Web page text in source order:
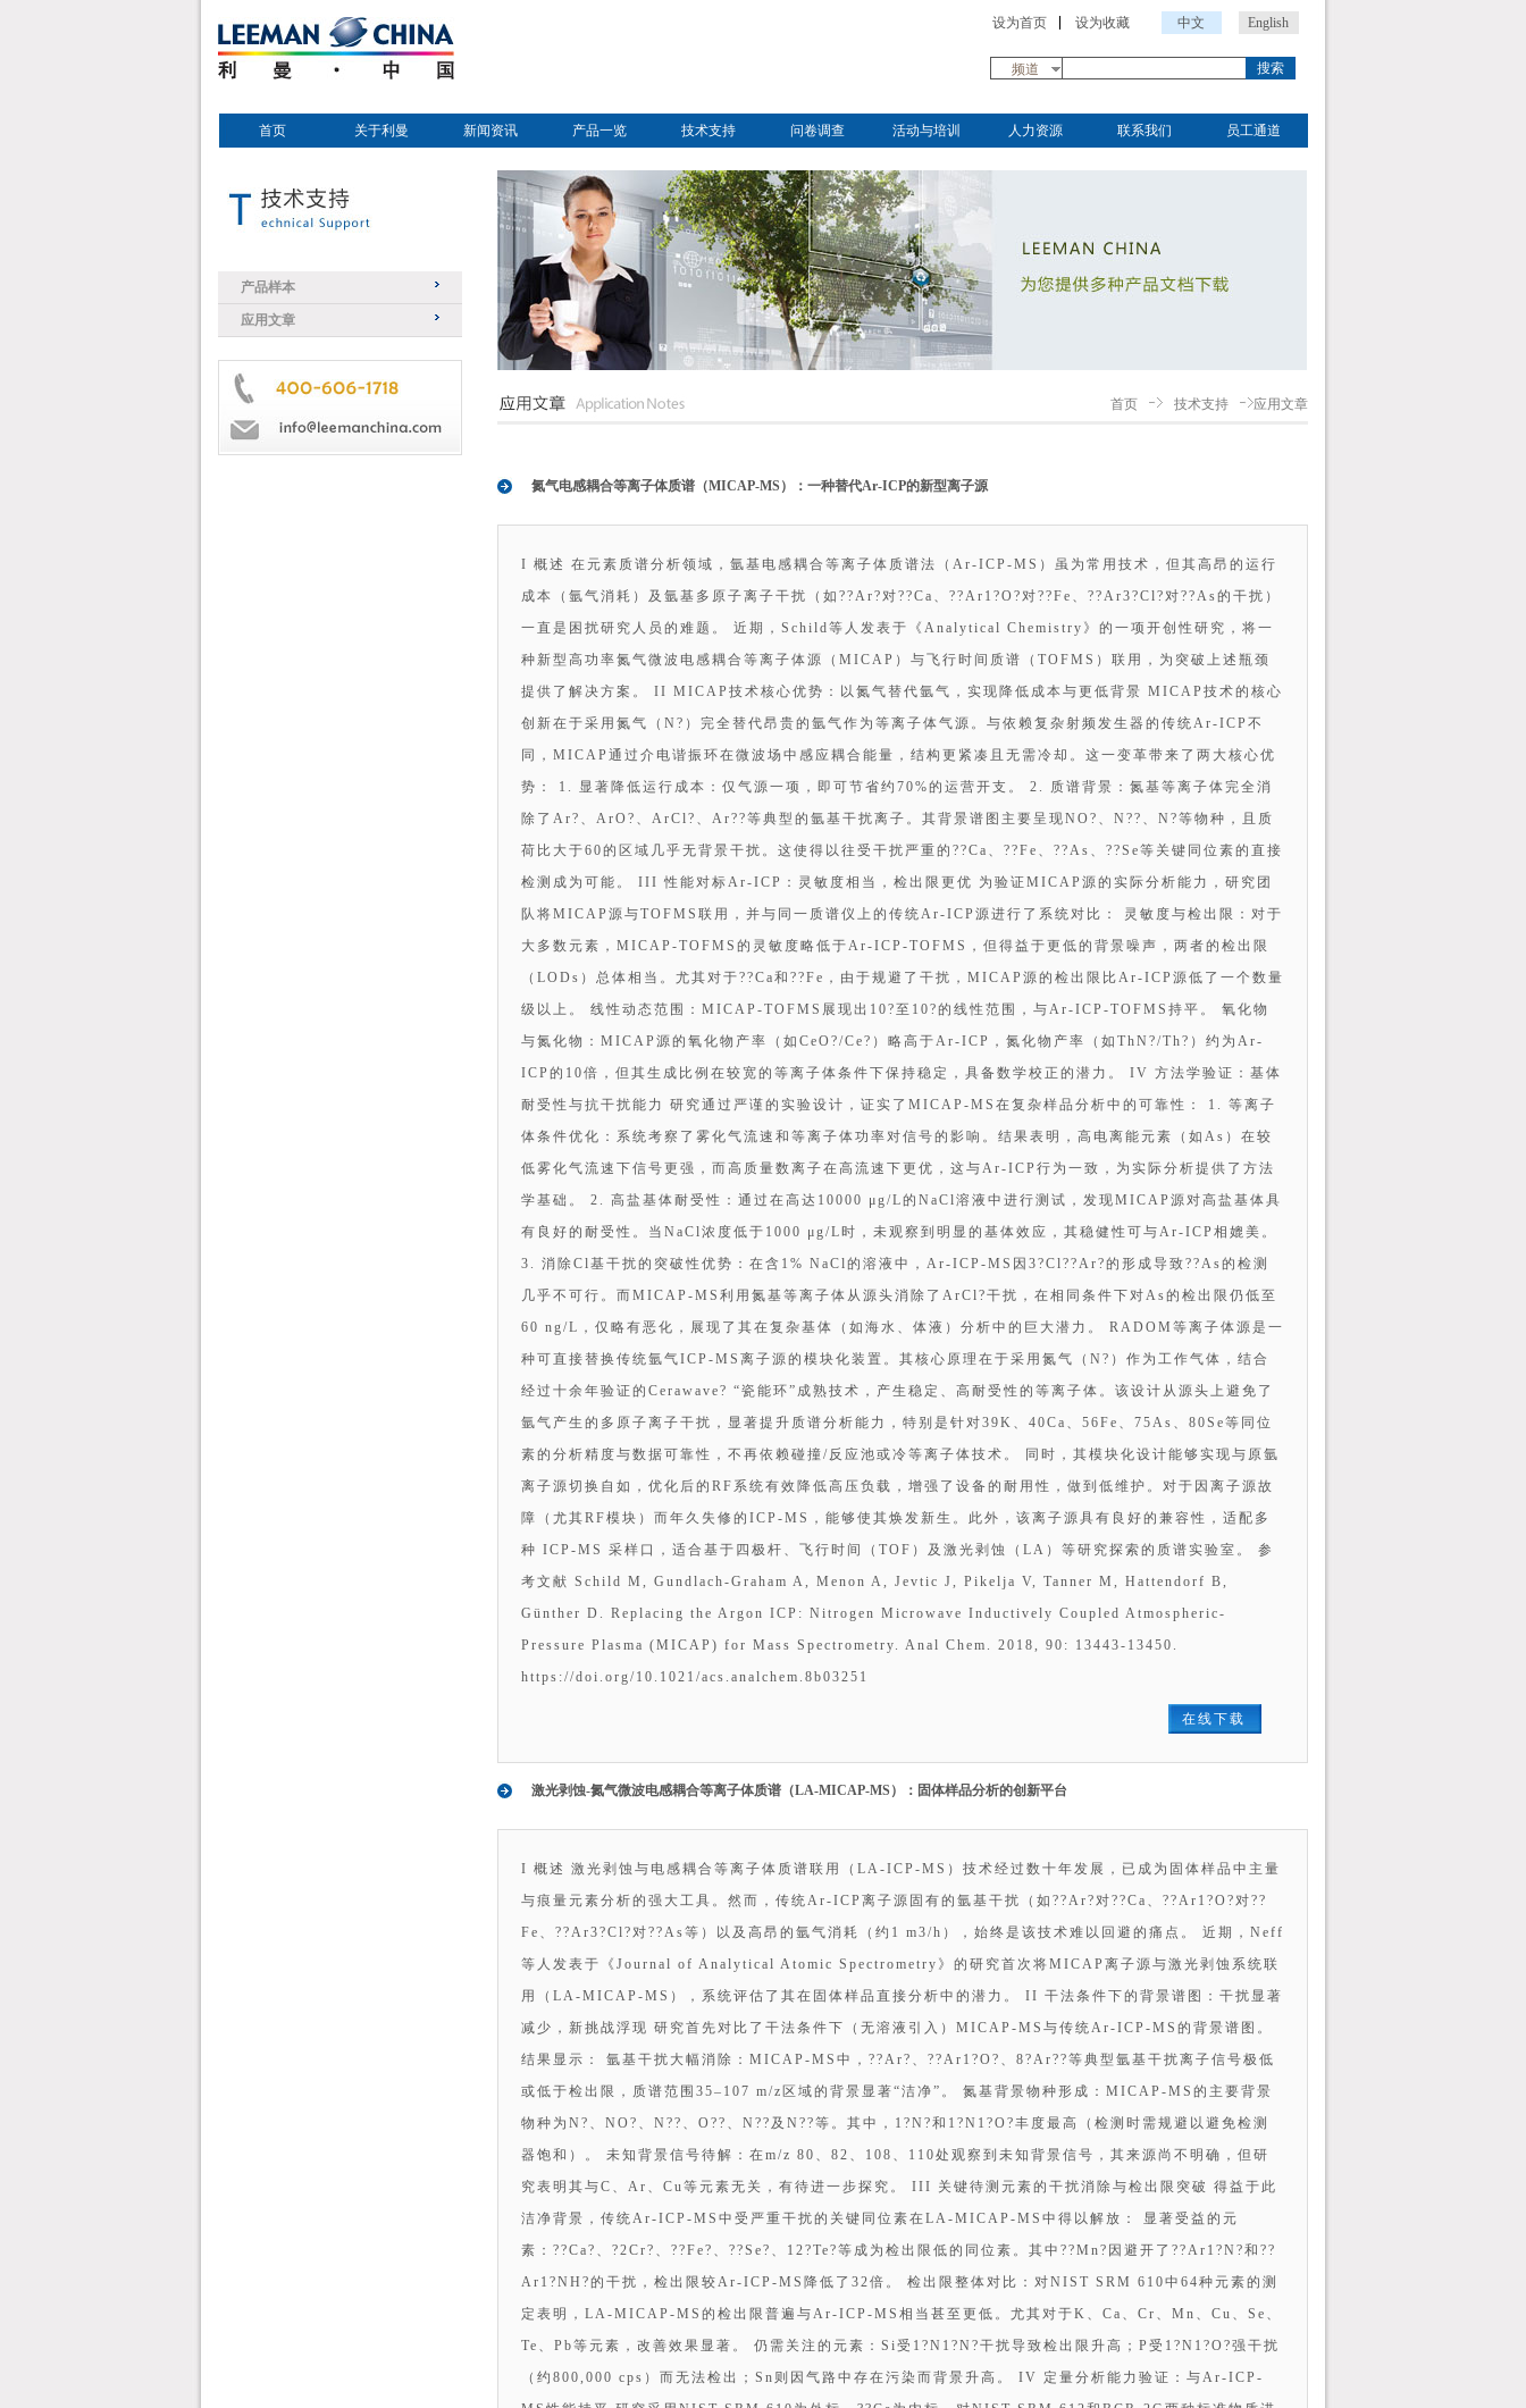
设为首页 设为收藏 中文 English
频道 搜索
首页 关于利曼 新闻资讯 产品一览 技术支持 问卷调查 活动与培训 人力资源 联系我们 员工通道
产品样本
应用文章
首页 技术支持 应用文章
氮气电感耦合等离子体质谱（MICAP-MS）：一种替代Ar-ICP的新型离子源
I 概述 在元素质谱分析领域，氩基电感耦合等离子体质谱法（Ar-ICP-MS）虽为常用技术，但其高昂的运行
成本（氩气消耗）及氩基多原子离子干扰（如??Ar?对??Ca、??Ar1?O?对??Fe、??Ar3?Cl?对??As的干扰）
一直是困扰研究人员的难题。 近期，Schild等人发表于《Analytical Chemistry》的一项开创性研究，将一
种新型高功率氮气微波电感耦合等离子体源（MICAP）与飞行时间质谱（TOFMS）联用，为突破上述瓶颈
提供了解决方案。 II MICAP技术核心优势：以氮气替代氩气，实现降低成本与更低背景 MICAP技术的核心
创新在于采用氮气（N?）完全替代昂贵的氩气作为等离子体气源。与依赖复杂射频发生器的传统Ar-ICP不
同，MICAP通过介电谐振环在微波场中感应耦合能量，结构更紧凑且无需冷却。这一变革带来了两大核心优
势： 1. 显著降低运行成本：仅气源一项，即可节省约70%的运营开支。 2. 质谱背景：氮基等离子体完全消
除了Ar?、ArO?、ArCl?、Ar??等典型的氩基干扰离子。其背景谱图主要呈现NO?、N??、N?等物种，且质
荷比大于60的区域几乎无背景干扰。这使得以往受干扰严重的??Ca、??Fe、??As、??Se等关键同位素的直接
检测成为可能。 III 性能对标Ar-ICP：灵敏度相当，检出限更优 为验证MICAP源的实际分析能力，研究团
队将MICAP源与TOFMS联用，并与同一质谱仪上的传统Ar-ICP源进行了系统对比： 灵敏度与检出限：对于
大多数元素，MICAP-TOFMS的灵敏度略低于Ar-ICP-TOFMS，但得益于更低的背景噪声，两者的检出限
（LODs）总体相当。尤其对于??Ca和??Fe，由于规避了干扰，MICAP源的检出限比Ar-ICP源低了一个数量
级以上。 线性动态范围：MICAP-TOFMS展现出10?至10?的线性范围，与Ar-ICP-TOFMS持平。 氧化物
与氮化物：MICAP源的氧化物产率（如CeO?/Ce?）略高于Ar-ICP，氮化物产率（如ThN?/Th?）约为Ar-
ICP的10倍，但其生成比例在较宽的等离子体条件下保持稳定，具备数学校正的潜力。 IV 方法学验证：基体
耐受性与抗干扰能力 研究通过严谨的实验设计，证实了MICAP-MS在复杂样品分析中的可靠性： 1. 等离子
体条件优化：系统考察了雾化气流速和等离子体功率对信号的影响。结果表明，高电离能元素（如As）在较
低雾化气流速下信号更强，而高质量数离子在高流速下更优，这与Ar-ICP行为一致，为实际分析提供了方法
学基础。 2. 高盐基体耐受性：通过在高达10000 μg/L的NaCl溶液中进行测试，发现MICAP源对高盐基体具
有良好的耐受性。当NaCl浓度低于1000 μg/L时，未观察到明显的基体效应，其稳健性可与Ar-ICP相媲美。
3. 消除Cl基干扰的突破性优势：在含1% NaCl的溶液中，Ar-ICP-MS因3?Cl??Ar?的形成导致??As的检测
几乎不可行。而MICAP-MS利用氮基等离子体从源头消除了ArCl?干扰，在相同条件下对As的检出限仍低至
60 ng/L，仅略有恶化，展现了其在复杂基体（如海水、体液）分析中的巨大潜力。 RADOM等离子体源是一
种可直接替换传统氩气ICP-MS离子源的模块化装置。其核心原理在于采用氮气（N?）作为工作气体，结合
经过十余年验证的Cerawave? “瓷能环”成熟技术，产生稳定、高耐受性的等离子体。该设计从源头上避免了
氩气产生的多原子离子干扰，显著提升质谱分析能力，特别是针对39K、40Ca、56Fe、75As、80Se等同位
素的分析精度与数据可靠性，不再依赖碰撞/反应池或冷等离子体技术。 同时，其模块化设计能够实现与原氩
离子源切换自如，优化后的RF系统有效降低高压负载，增强了设备的耐用性，做到低维护。对于因离子源故
障（尤其RF模块）而年久失修的ICP-MS，能够使其焕发新生。此外，该离子源具有良好的兼容性，适配多
种 ICP-MS 采样口，适合基于四极杆、飞行时间（TOF）及激光剥蚀（LA）等研究探索的质谱实验室。 参
考文献 Schild M, Gundlach-Graham A, Menon A, Jevtic J, Pikelja V, Tanner M, Hattendorf B,
Günther D. Replacing the Argon ICP: Nitrogen Microwave Inductively Coupled Atmospheric-
Pressure Plasma (MICAP) for Mass Spectrometry. Anal Chem. 2018, 90: 13443-13450.
https://doi.org/10.1021/acs.analchem.8b03251
在线下载
激光剥蚀-氮气微波电感耦合等离子体质谱（LA-MICAP-MS）：固体样品分析的创新平台
I 概述 激光剥蚀与电感耦合等离子体质谱联用（LA-ICP-MS）技术经过数十年发展，已成为固体样品中主量
与痕量元素分析的强大工具。然而，传统Ar-ICP离子源固有的氩基干扰（如??Ar?对??Ca、??Ar1?O?对??
Fe、??Ar3?Cl?对??As等）以及高昂的氩气消耗（约1 m3/h），始终是该技术难以回避的痛点。 近期，Neff
等人发表于《Journal of Analytical Atomic Spectrometry》的研究首次将MICAP离子源与激光剥蚀系统联
用（LA-MICAP-MS），系统评估了其在固体样品直接分析中的潜力。 II 干法条件下的背景谱图：干扰显著
减少，新挑战浮现 研究首先对比了干法条件下（无溶液引入）MICAP-MS与传统Ar-ICP-MS的背景谱图。
结果显示： 氩基干扰大幅消除：MICAP-MS中，??Ar?、??Ar1?O?、8?Ar??等典型氩基干扰离子信号极低
或低于检出限，质谱范围35–107 m/z区域的背景显著“洁净”。 氮基背景物种形成：MICAP-MS的主要背景
物种为N?、NO?、N??、O??、N??及N??等。其中，1?N?和1?N1?O?丰度最高（检测时需规避以避免检测
器饱和）。 未知背景信号待解：在m/z 80、82、108、110处观察到未知背景信号，其来源尚不明确，但研
究表明其与C、Ar、Cu等元素无关，有待进一步探究。 III 关键待测元素的干扰消除与检出限突破 得益于此
洁净背景，传统Ar-ICP-MS中受严重干扰的关键同位素在LA-MICAP-MS中得以解放： 显著受益的元
素：??Ca?、?2Cr?、??Fe?、??Se?、12?Te?等成为检出限低的同位素。其中??Mn?因避开了??Ar1?N?和??
Ar1?NH?的干扰，检出限较Ar-ICP-MS降低了32倍。 检出限整体对比：对NIST SRM 610中64种元素的测
定表明，LA-MICAP-MS的检出限普遍与Ar-ICP-MS相当甚至更低。尤其对于K、Ca、Cr、Mn、Cu、Se、
Te、Pb等元素，改善效果显著。 仍需关注的元素：Si受1?N1?N?干扰导致检出限升高；P受1?N1?O?强干扰
（约800,000 cps）而无法检出；Sn则因气路中存在污染而背景升高。 IV 定量分析能力验证：与Ar-ICP-